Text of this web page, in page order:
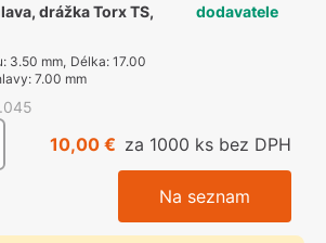
drážka Torx TS,
: 3.50 mm, Délka: 17.00
: 7.00 mm
dodavatele
10,00 € za 1000 ks bez DPH
Na seznam